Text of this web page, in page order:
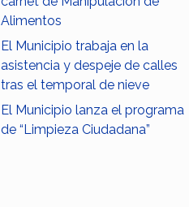
Alimentos
El Municipio trabaja en la
asistencia y despeje de calles
tras el temporal de nieve
El Municipio lanza el programa
de “Limpieza Ciudadana”